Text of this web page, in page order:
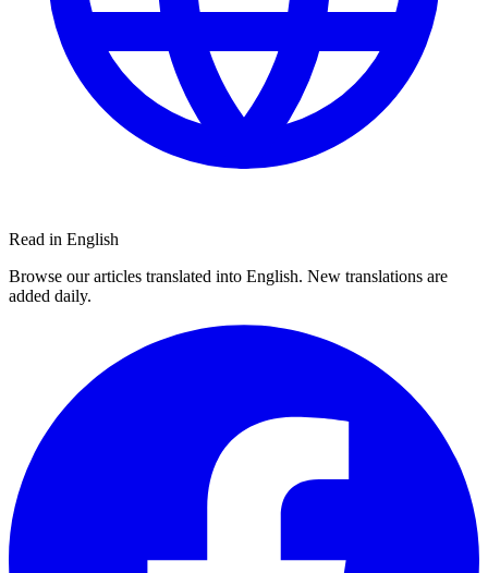
Read in English
Browse our articles translated into English. New translations are
added daily.